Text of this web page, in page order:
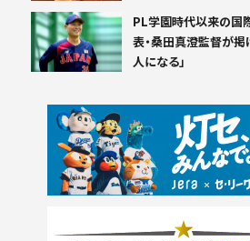
PL学園時代以来の
表・桑田真澄監督が掲
人になる」